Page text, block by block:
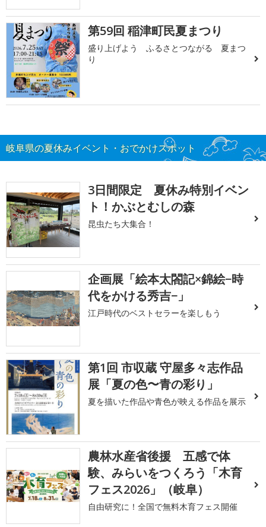
第59回 稲津町民夏まつり
盛り上げよう ふるさとつながる 夏まつ
り
岐阜県の夏休みイベント・おでかけスポット
3日間限定 夏休み特別イベン
ト！かぶとむしの森
昆虫たち大集合！
企画展「絵本太閤記×錦絵−時
代をかける秀吉−」
江戸時代のベストセラーを楽しもう
第1回 市収蔵 守屋多々志作品
展「夏の色〜青の彩り」
夏を描いた作品や青色が映える作品を展示
農林水産省後援 五感で体
験、みらいをつくろう「木育
フェス2026」（岐阜）
自由研究に！全国で無料木育フェス開催